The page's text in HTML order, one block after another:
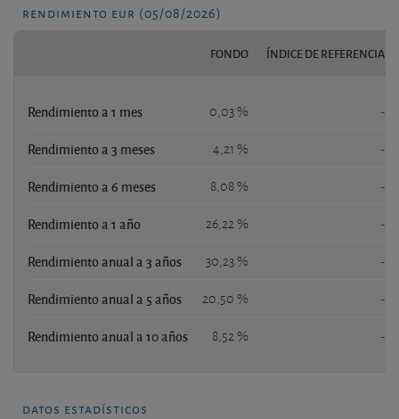
rendimiento eur (05/08/2026)
FONDO ÍNDICE DE REFERENCIA
Rendimiento a 1 mes 0,03 % -
Rendimiento a 3 meses 4,21 % -
Rendimiento a 6 meses 8,08 % -
Rendimiento a 1 año 26,22 % -
Rendimiento anual a 3 años 30,23 % -
Rendimiento anual a 5 años 20,50 % -
Rendimiento anual a 10 años 8,52 % -
datos estadísticos